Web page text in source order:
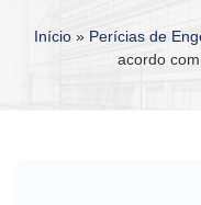
Início » Perícias de
acordo